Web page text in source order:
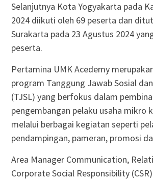
Selanjutnya Kota Yogyakarta pada
2024 diikuti oleh 69 peserta dan
Surakarta pada 23 Agustus 2024
peserta.
Pertamina UMK Acedemy
program Tanggung Jawab Sosial
(TJSL) yang berfokus dalam
pengembangan pelaku usaha mikro
melalui berbagai kegiatan seperti
pendampingan, pameran, promosi
Area Manager Communication,
Corporate Social Responsibility